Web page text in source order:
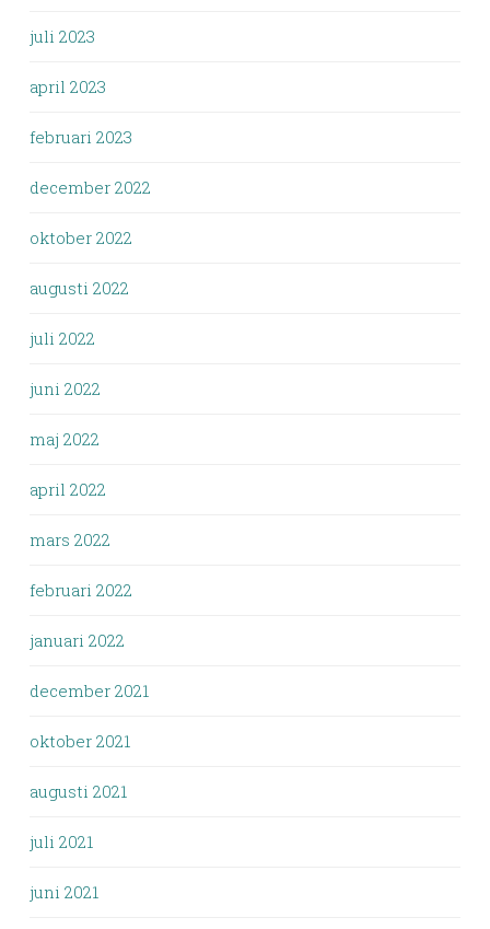
juli 2023
april 2023
februari 2023
december 2022
oktober 2022
augusti 2022
juli 2022
juni 2022
maj 2022
april 2022
mars 2022
februari 2022
januari 2022
december 2021
oktober 2021
augusti 2021
juli 2021
juni 2021